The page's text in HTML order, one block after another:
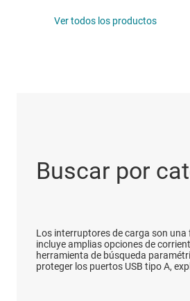
Ver todos los productos
Buscar por
Los interruptores de carga son una
incluye amplias opciones de
herramienta de búsqueda
proteger los puertos USB tipo A,